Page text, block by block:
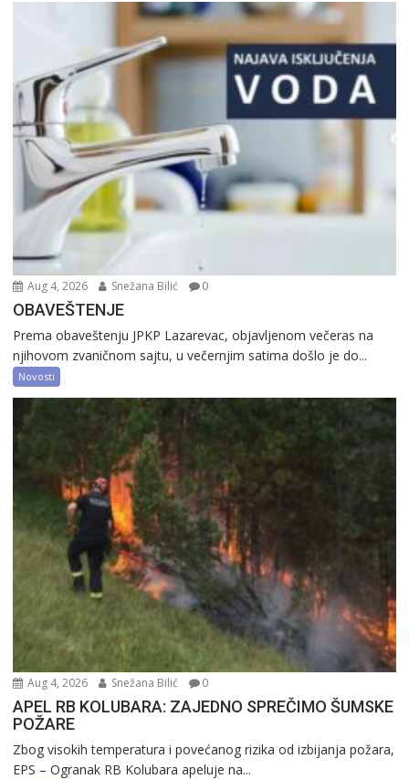
Aug 4, 2026 Snežana Bilić 0
OBAVEŠTENJE
Prema obaveštenju JPKP Lazarevac, objavljenom večeras na
njihovom zvaničnom sajtu, u večernjim satima došlo je do...
Novosti
Aug 4, 2026 Snežana Bilić 0
APEL RB KOLUBARA: ZAJEDNO SPREČIMO ŠUMSKE
POŽARE
Zbog visokih temperatura i povećanog rizika od izbijanja požara,
EPS – Ogranak RB Kolubara apeluje na...